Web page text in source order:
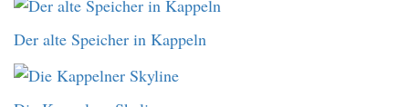
Der alte Speicher in Kappeln